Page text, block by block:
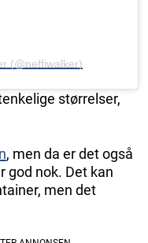
(@neffiwalker)
størrelser,
, men da er det også
god nok. Det kan
men det